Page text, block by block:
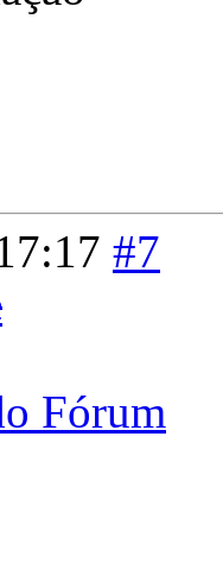
#7
Fórum